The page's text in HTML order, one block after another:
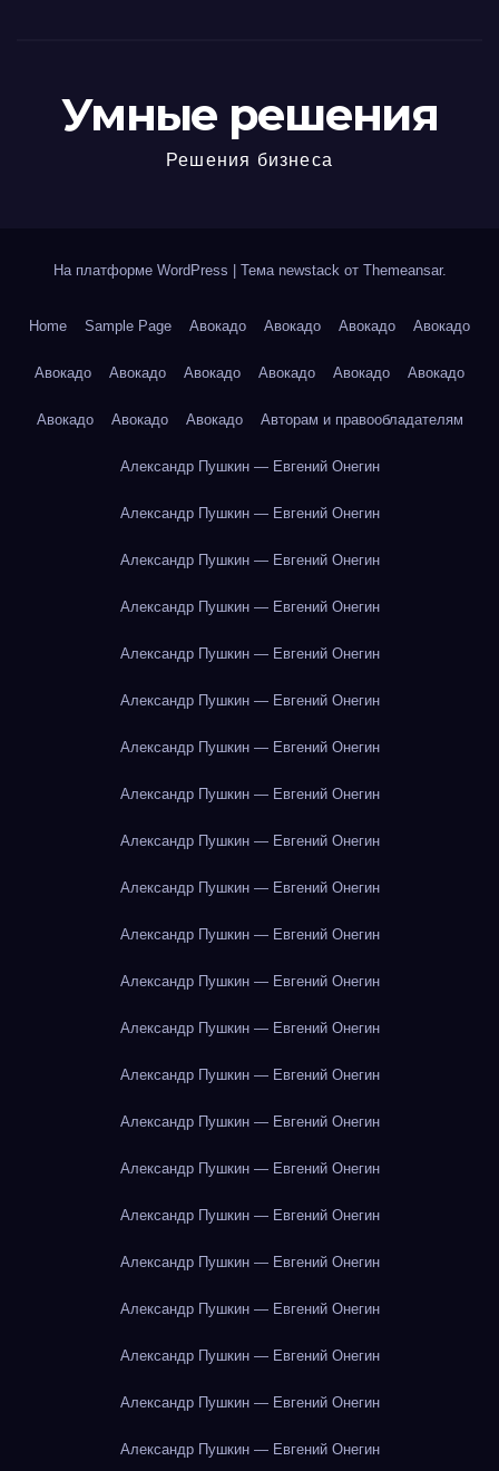
Умные решения
Решения бизнеса
На платформе WordPress Тема newstack от Themeansar.
Home Sample Page Авокадо Авокадо Авокадо Авокадо
Авокадо Авокадо Авокадо Авокадо Авокадо Авокадо
Авокадо Авокадо Авокадо Авторам и правообладателям
Александр Пушкин — Евгений Онегин
Александр Пушкин — Евгений Онегин
Александр Пушкин — Евгений Онегин
Александр Пушкин — Евгений Онегин
Александр Пушкин — Евгений Онегин
Александр Пушкин — Евгений Онегин
Александр Пушкин — Евгений Онегин
Александр Пушкин — Евгений Онегин
Александр Пушкин — Евгений Онегин
Александр Пушкин — Евгений Онегин
Александр Пушкин — Евгений Онегин
Александр Пушкин — Евгений Онегин
Александр Пушкин — Евгений Онегин
Александр Пушкин — Евгений Онегин
Александр Пушкин — Евгений Онегин
Александр Пушкин — Евгений Онегин
Александр Пушкин — Евгений Онегин
Александр Пушкин — Евгений Онегин
Александр Пушкин — Евгений Онегин
Александр Пушкин — Евгений Онегин
Александр Пушкин — Евгений Онегин
Александр Пушкин — Евгений Онегин